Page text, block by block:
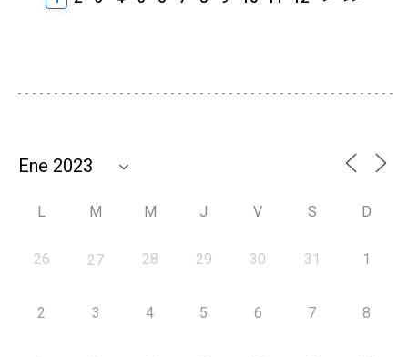
L M M J V S D
26 27 28 29 30 31 1
2 3 4 5 6 7 8